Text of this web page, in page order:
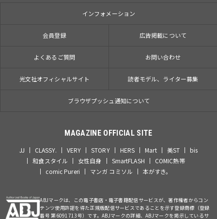
インフォメーション
会員登録 広告掲載について
よくあるご質問 お問い合わせ
光文社オフィシャルサイト 読者モデル、ライター募集
ブラウザプッシュ通知について
MAGAZINE OFFICIAL SITE
JJ CLASSY. VERY STORY HERS Mart 美ST
bis
和食スタイル
女性自身 SmartFLASH
COMIC熱帯
comic Pureri
マンガ コミソル 本がすき。
ABJマークは、この電子書店・電子書籍配信サービスが、著作権者からコン
テンツ使用許諾を得た正規版配信サービスであることを示す登録商標（登録
番号 第6091713号）です。ABJマークの詳細、ABJマークを掲示しているサ